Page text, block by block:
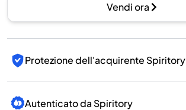
Vendi ora
Protezione dell'acquirente Spiritory
Autenticato da Spiritory